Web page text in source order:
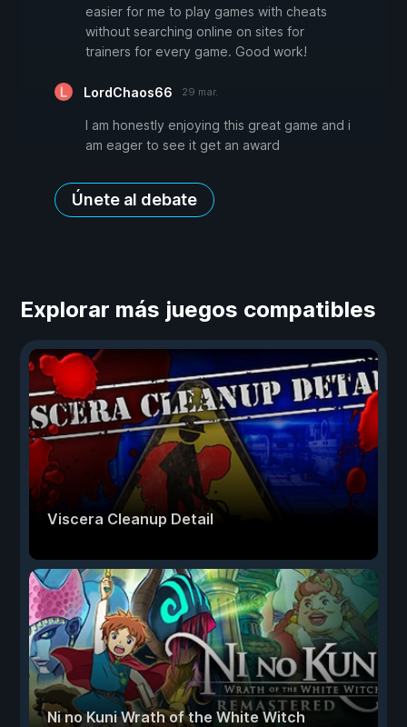
easier for me to play games with cheats
without searching online on sites for
trainers for every game. Good work!
LordChaos66 29 mar.
I am honestly enjoying this great game and i
am eager to see it get an award
Únete al debate
Explorar más juegos compatibles
Viscera Cleanup Detail
Ni no Kuni Wrath of the White Witch